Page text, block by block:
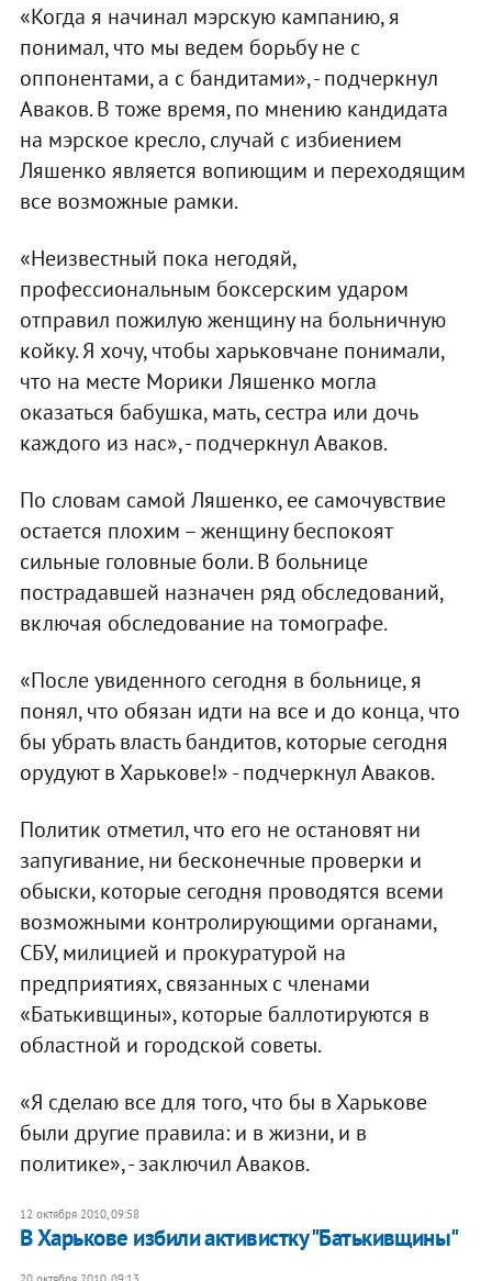
«Когда я начинал мэрскую кампанию, я
понимал, что мы ведем борьбу не с
оппонентами, а с бандитами», - подчеркнул
Аваков. В тоже время, по мнению кандидата
на мэрское кресло, случай с избиением
Ляшенко является вопиющим и переходящим
все возможные рамки.
«Неизвестный пока негодяй,
профессиональным боксерским ударом
отправил пожилую женщину на больничную
койку. Я хочу, чтобы харьковчане понимали,
что на месте Морики Ляшенко могла
оказаться бабушка, мать, сестра или дочь
каждого из нас», - подчеркнул Аваков.
По словам самой Ляшенко, ее самочувствие
остается плохим – женщину беспокоят
сильные головные боли. В больнице
пострадавшей назначен ряд обследований,
включая обследование на томографе.
«После увиденного сегодня в больнице, я
понял, что обязан идти на все и до конца, что
бы убрать власть бандитов, которые сегодня
орудуют в Харькове!» - подчеркнул Аваков.
Политик отметил, что его не остановят ни
запугивание, ни бесконечные проверки и
обыски, которые сегодня проводятся всеми
возможными контролирующими органами,
СБУ, милицией и прокуратурой на
предприятиях, связанных с членами
«Батькивщины», которые баллотируются в
областной и городской советы.
«Я сделаю все для того, что бы в Харькове
были другие правила: и в жизни, и в
политике», - заключил Аваков.
12 октября 2010, 09:58
В Харькове избили активистку "Батькивщины"